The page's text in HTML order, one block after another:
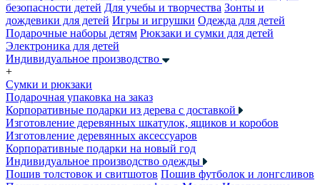
безопасности детей Для учебы и творчества Зонты и
дождевики для детей Игры и игрушки Одежда для детей
Подарочные наборы детям Рюкзаки и сумки для детей
Электроника для детей
Индивидуальное производство
+
Сумки и рюкзаки
Подарочная упаковка на заказ
Корпоративные подарки из дерева с доставкой
Изготовление деревянных шкатулок, ящиков и коробов
Изготовление деревянных аксессуаров
Корпоративные подарки на новый год
Индивидуальное производство одежды
Пошив толстовок и свитшотов Пошив футболок и лонгсливов